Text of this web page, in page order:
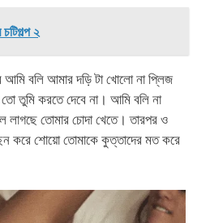
চটিগল্প ২
বলি আমার দড়ি টা খোলো না প্লিজ
তুমি করতে দেবে না। আমি বলি না
তোমার চোদা খেতে। তারপর ও
করে শোয়ো তোমাকে কুত্তাদের মত করে